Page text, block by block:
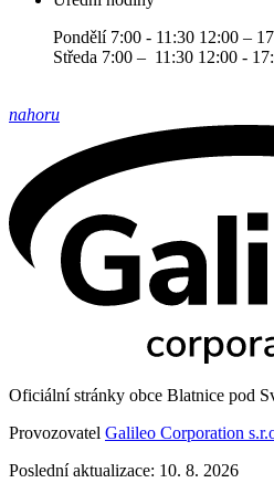
Pondělí 7:00 - 11:30 12:00 –
Středa 7:00 – 11:30 12:00 -
nahoru
Oficiální stránky obce Blatnice pod
Provozovatel Galileo Corporation
Poslední aktualizace: 10. 8. 2026